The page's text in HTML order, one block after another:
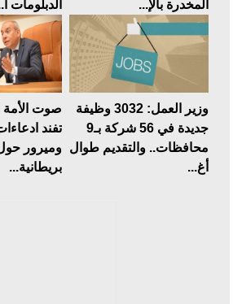
المخدرة بالإ...
الدبلومات
وزير العمل: 3032 وظيفة
جديدة في 56 شركة بـ9
محافظات.. والتقديم طوال
أغ...
صوت الأمة
تفند
وميرور
بريطانية...